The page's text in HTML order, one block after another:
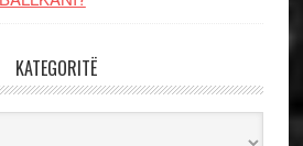
KATEGORITË